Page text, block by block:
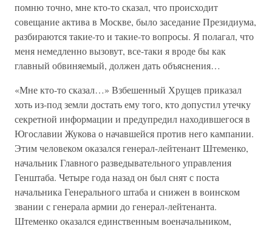
помню точно, мне кто-то сказал, что происходит
совещание актива в Москве, было заседание Президиума,
разбираются такие-то и такие-то вопросы. Я полагал, что
меня немедленно вызовут, все-таки я вроде бы как
главный обвиняемый, должен дать объяснения…
«Мне кто-то сказал…» Взбешенный Хрущев приказал
хоть из-под земли достать ему того, кто допустил утечку
секретной информации и предупредил находившегося в
Югославии Жукова о начавшейся против него кампании.
Этим человеком оказался генерал-лейтенант Штеменко,
начальник Главного разведывательного управления
Генштаба. Четыре года назад он был снят с поста
начальника Генерального штаба и снижен в воинском
звании с генерала армии до генерал-лейтенанта.
Штеменко оказался единственным военачальником,